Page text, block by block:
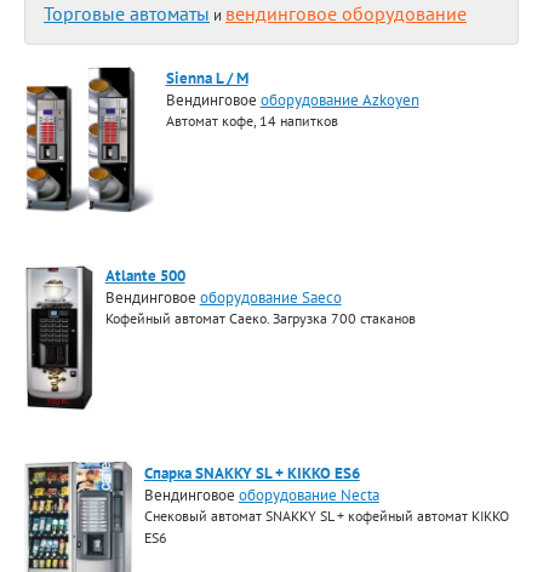
Торговые автоматы и вендинговое оборудование
Sienna L / M
Вендинговое оборудование Azkoyen
Автомат кофе, 14 напитков
Atlante 500
Вендинговое оборудование Saeco
Кофейный автомат Саеко. Загрузка 700 стаканов
Спарка SNAKKY SL + KIKKO ES6
Вендинговое оборудование Necta
Снековый автомат SNAKKY SL + кофейный автомат KIKKO
ES6